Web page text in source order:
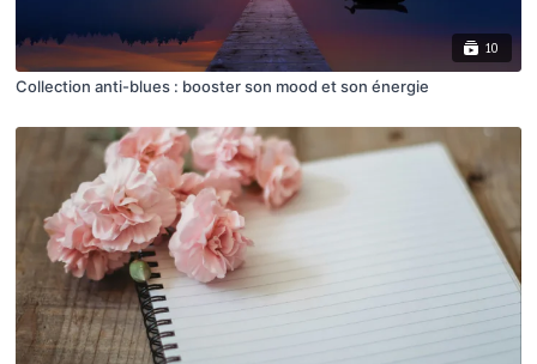
10
Collection anti-blues : booster son mood et son énergie